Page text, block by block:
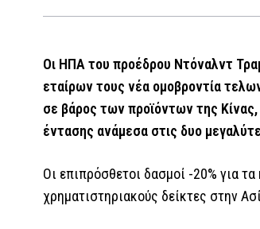
Οι ΗΠΑ του προέδρου Ντόναλντ
εταίρων τους νέα ομοβροντία
σε βάρος των προϊόντων της
έντασης ανάμεσα στις δυο
Οι επιπρόσθετοι δασμοί -20% για
χρηματιστηριακούς δείκτες στην